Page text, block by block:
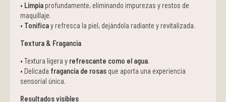
• Limpia profundamente, eliminando impurezas y restos de
maquillaje.
• Tonificay refresca la piel, dejándola radiante y revitalizada.
Textura & Fragancia
• Textura ligera y refrescante como el agua.
• Delicada fragancia de rosas que aporta una experiencia
sensorial única.
Resultados visibles